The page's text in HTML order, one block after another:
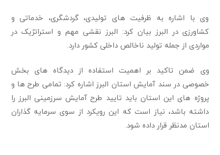
وی با اشاره به ظرفیت های تولیدی، گردشگری، خدماتی و
کشاورزی در البرز بیان کرد: البرز نقشی مهم و استراتژیک در
مواردی از جمله تولید ناخالص داخلی کشور دارد.
وی ضمن تاکید بر اهمیت استفاده از دیدگاه های بخش
خصوصی در سند آمایش استان البرز اشاره کرد: تمامی طرح ها و
پروژه های این استان باید تایید‌ طرح آمایش سرزمینی البرز را
داشته باشد، نیاز است که این رویکرد از سوی سرمایه گذاران
استان مدنظر قرار داده شود.